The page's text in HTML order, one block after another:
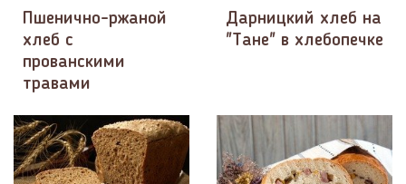
Пшенично-ржаной
хлеб с
прованскими
травами
Дарницкий хлеб на
"Тане" в хлебопечке